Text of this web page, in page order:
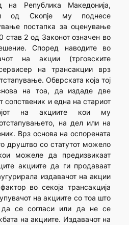
Република Македонија,
од Скопје му поднесе
постапка за оценување
став 2 од Законот означен во
Според наводите во
на акции (трговските
на трансакции врз
Обврската која тој
на тоа, да издаде две
сопственик и една на стариот
на акциите кои му
на дел или на
Врз основа на оспорената
друштво со статутот можело
можеле да предизвикаат
акциите да ги продаваат
издавачот на акции
во секоја трансакција
на акциите со тоа што
се согласи или да не се
на акциите. Издавачот на